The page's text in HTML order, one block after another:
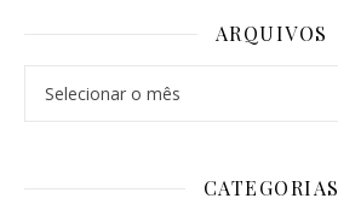
ARQUIVOS
CATEGORIAS